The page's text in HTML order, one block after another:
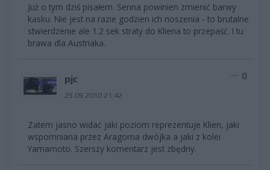
Już o tym dziś pisałem. Senna powinien zmienić barwy
kasku. Nie jest na razie godzien ich noszenia - to brutalne
stwierdzenie ale 1.2 sek straty do Kliena to przepaść. I tu
brawa dla Austriaka.
pjc
25.09.2010 21:42
0
Zatem jasno widać jaki poziom reprezentuje Klien, jaki
wspomniana przez Aragorna dwójka a jaki z kolei
Yamamoto. Szerszy komentarz jest zbędny.